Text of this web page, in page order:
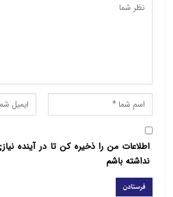
اطلاعات من را ذخیره کن تا در آینده
نداشته باشم